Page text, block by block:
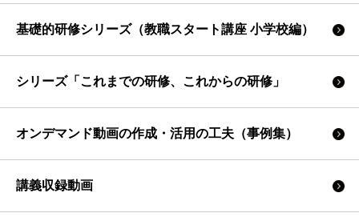
基礎的研修シリーズ（教職スタート講座 小学校編）
シリーズ「これまでの研修、これからの研修」
オンデマンド動画の作成・活用の工夫（事例集）
講義収録動画